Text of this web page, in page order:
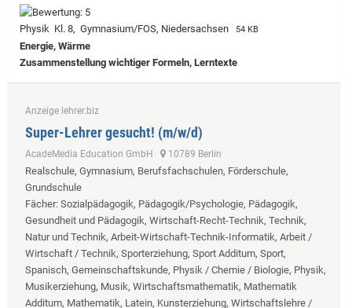
Physik Kl. 8, Gymnasium/FOS, Niedersachsen 54 KB
Energie, Wärme
Zusammenstellung wichtiger Formeln, Lerntexte
Anzeige lehrer.biz
Super-Lehrer gesucht! (m/w/d)
AcadeMedia Education GmbH 10789 Berlin
Realschule, Gymnasium, Berufsfachschulen, Förderschule,
Grundschule
Fächer: Sozialpädagogik, Pädagogik/Psychologie, Pädagogik,
Gesundheit und Pädagogik, Wirtschaft-Recht-Technik, Technik,
Natur und Technik, Arbeit-Wirtschaft-Technik-Informatik, Arbeit /
Wirtschaft / Technik, Sporterziehung, Sport Additum, Sport,
Spanisch, Gemeinschaftskunde, Physik / Chemie / Biologie, Physik,
Musikerziehung, Musik, Wirtschaftsmathematik, Mathematik
Additum, Mathematik, Latein, Kunsterziehung, Wirtschaftslehre /